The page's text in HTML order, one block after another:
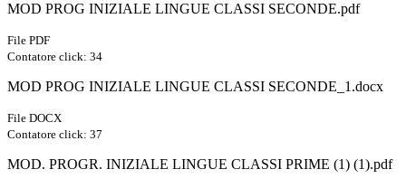
MOD PROG INIZIALE LINGUE CLASSI SECONDE.pdf
File PDF
Contatore click: 34
MOD PROG INIZIALE LINGUE CLASSI SECONDE_1.docx
File DOCX
Contatore click: 37
MOD. PROGR. INIZIALE LINGUE CLASSI PRIME (1) (1).pdf